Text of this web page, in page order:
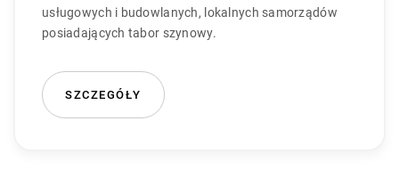
usługowych i budowlanych, lokalnych samorządów
posiadających tabor szynowy.
SZCZEGÓŁY